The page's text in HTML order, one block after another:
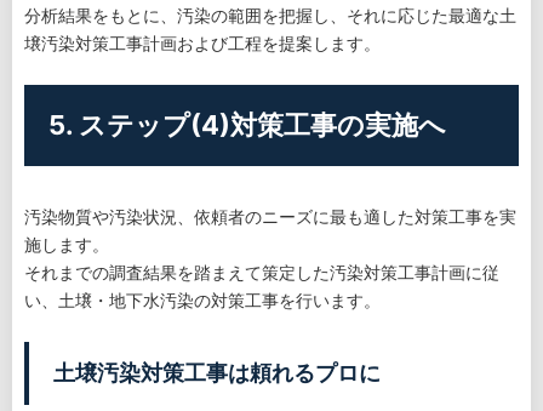
分析結果をもとに、汚染の範囲を把握し、それに応じた最適な土
壌汚染対策工事計画および工程を提案します。
5. ステップ(4)対策工事の実施へ
汚染物質や汚染状況、依頼者のニーズに最も適した対策工事を実
施します。
それまでの調査結果を踏まえて策定した汚染対策工事計画に従
い、土壌・地下水汚染の対策工事を行います。
土壌汚染対策工事は頼れるプロに